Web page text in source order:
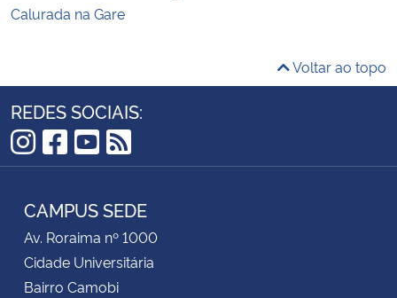
Calurada na Gare
Voltar ao topo
REDES SOCIAIS:
Instagram
Facebook
YouTube
RSS
CAMPUS SEDE
Av. Roraima nº 1000
Cidade Universitária
Bairro Camobi